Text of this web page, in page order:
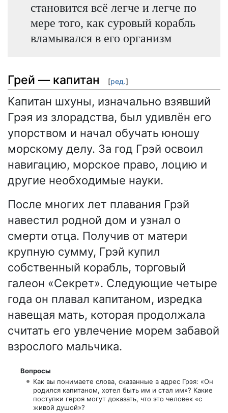
становится всё легче и легче по
мере того, как суровый корабль
вламывался в его организм
Грей — капитан [ред.]
Капитан шхуны, изначально взявший
Грэя из злорадства, был удивлён его
упорством и начал обучать юношу
морскому делу. За год Грэй освоил
навигацию, морское право, лоцию и
другие необходимые науки.
После многих лет плавания Грэй
навестил родной дом и узнал о
смерти отца. Получив от матери
крупную сумму, Грэй купил
собственный корабль, торговый
галеон «Секрет». Следующие четыре
года он плавал капитаном, изредка
навещая мать, которая продолжала
считать его увлечение морем забавой
взрослого мальчика.
Вопросы
Как вы понимаете слова, сказанные в адрес Грэя: «Он
родился капитаном, хотел быть им и стал им»? Какие
поступки героя могут доказать, что это человек «с
живой душой»?